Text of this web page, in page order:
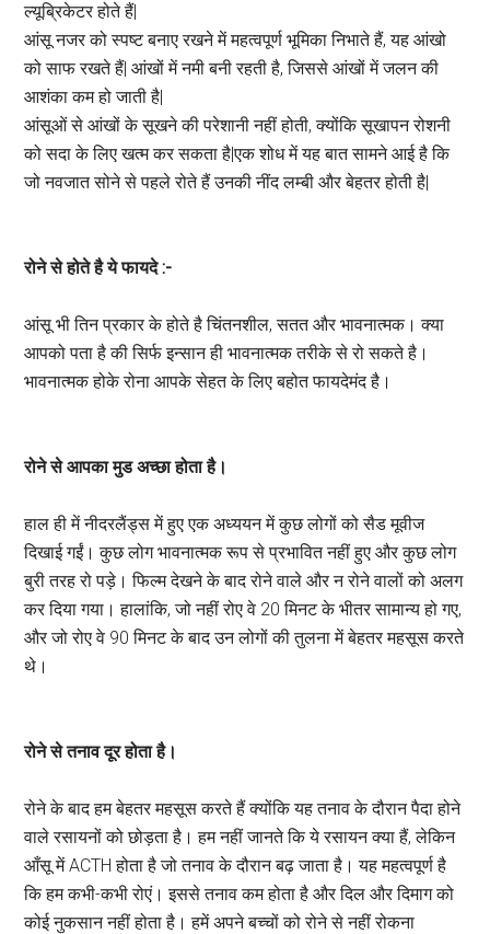
ल्यूब्रिकेटर होते हैं|
आंसू नजर को स्पष्ट बनाए रखने में महत्वपूर्ण भूमिका निभाते हैं, यह आंखो
को साफ रखते हैं| आंखों में नमी बनी रहती है, जिससे आंखों में जलन की
आशंका कम हो जाती है|
आंसूओं से आंखों के सूखने की परेशानी नहीं होती, क्योंकि सूखापन रोशनी
को सदा के लिए खत्म कर सकता है|एक शोध में यह बात सामने आई है कि
जो नवजात सोने से पहले रोते हैं उनकी नींद लम्बी और बेहतर होती है|
रोने से होते है ये फायदे :-
आंसू भी तिन प्रकार के होते है चिंतनशील, सतत और भावनात्मक। क्या
आपको पता है की सिर्फ इन्सान ही भावनात्मक तरीके से रो सकते है।
भावनात्मक होके रोना आपके सेहत के लिए बहोत फायदेमंद है।
रोने से आपका मुड अच्छा होता है।
हाल ही में नीदरलैंड्स में हुए एक अध्ययन में कुछ लोगों को सैड मूवीज
दिखाई गईं। कुछ लोग भावनात्मक रूप से प्रभावित नहीं हुए और कुछ लोग
बुरी तरह रो पड़े। फिल्म देखने के बाद रोने वाले और न रोने वालों को अलग
कर दिया गया। हालांकि, जो नहीं रोए वे 20 मिनट के भीतर सामान्य हो गए,
और जो रोए वे 90 मिनट के बाद उन लोगों की तुलना में बेहतर महसूस करते
थे।
रोने से तनाव दूर होता है।
रोने के बाद हम बेहतर महसूस करते हैं क्योंकि यह तनाव के दौरान पैदा होने
वाले रसायनों को छोड़ता है। हम नहीं जानते कि ये रसायन क्या हैं, लेकिन
आँसू में ACTH होता है जो तनाव के दौरान बढ़ जाता है। यह महत्वपूर्ण है
कि हम कभी-कभी रोएं। इससे तनाव कम होता है और दिल और दिमाग को
कोई नुकसान नहीं होता है। हमें अपने बच्चों को रोने से नहीं रोकना